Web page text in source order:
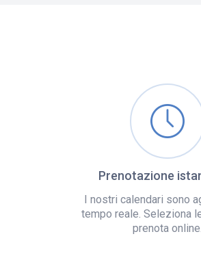
Prenotazione
I nostri calendari sono
tempo reale. Seleziona
prenota online.